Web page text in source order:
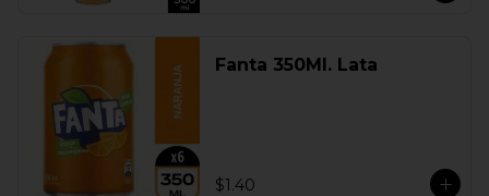
Fanta 350Ml. Lata
$1.40